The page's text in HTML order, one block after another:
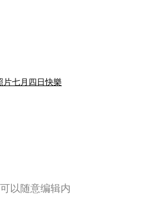
片七月四日快樂
以随意编辑内